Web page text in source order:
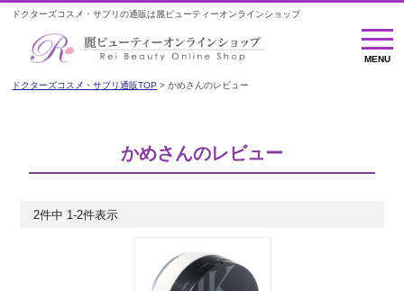
ドクターズコスメ・サプリの通販は麗ビューティーオンラインショップ
MENU
MENU
ドクターズコスメ・サプリ通販TOP かめさんのレビュー
かめさんのレビュー
2件中 1-2件表示